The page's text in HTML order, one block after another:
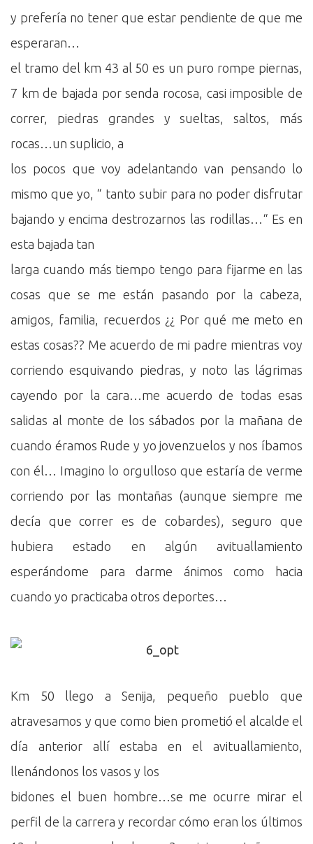
y prefería no tener que estar pendiente de que me
esperaran…
el tramo del km 43 al 50 es un puro rompe piernas,
7 km de bajada por senda rocosa, casi imposible de
correr, piedras grandes y sueltas, saltos, más
rocas…un suplicio, a
los pocos que voy adelantando van pensando lo
mismo que yo, “ tanto subir para no poder disfrutar
bajando y encima destrozarnos las rodillas…“ Es en
esta bajada tan
larga cuando más tiempo tengo para fijarme en las
cosas que se me están pasando por la cabeza,
amigos, familia, recuerdos ¿¿ Por qué me meto en
estas cosas?? Me acuerdo de mi padre mientras voy
corriendo esquivando piedras, y noto las lágrimas
cayendo por la cara…me acuerdo de todas esas
salidas al monte de los sábados por la mañana de
cuando éramos Rude y yo jovenzuelos y nos íbamos
con él… Imagino lo orgulloso que estaría de verme
corriendo por las montañas (aunque siempre me
decía que correr es de cobardes), seguro que
hubiera estado en algún avituallamiento
esperándome para darme ánimos como hacia
cuando yo practicaba otros deportes…
Km 50 llego a Senija, pequeño pueblo que
atravesamos y que como bien prometió el alcalde el
día anterior allí estaba en el avituallamiento,
llenándonos los vasos y los
bidones el buen hombre…se me ocurre mirar el
perfil de la carrera y recordar cómo eran los últimos